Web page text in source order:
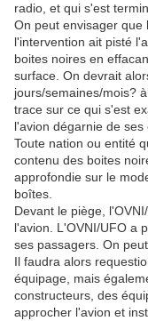
radio, et qui s'est
On peut envisager que
l'intervention ait pisté
boites noires en
surface. On devrait
jours/semaines/mois?
trace sur ce qui s'est
l'avion dégarnie de ses
Toute nation ou entité
contenu des boites
approfondie sur le
boîtes.
Devant le piège,
l'avion. L'OVNI/UFO a
ses passagers. On
Il faudra alors
équipage, mais
constructeurs, des
approcher l'avion et